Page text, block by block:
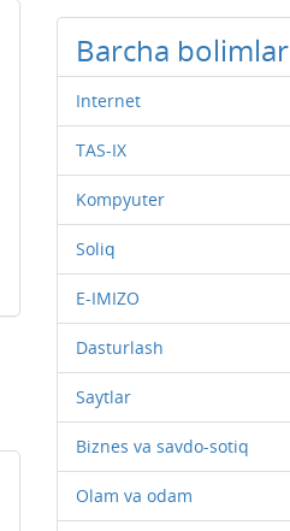
Barcha bolimlar
Internet
TAS-IX
Kompyuter
Soliq
E-IMIZO
Dasturlash
Saytlar
Biznes va savdo-sotiq
Olam va odam